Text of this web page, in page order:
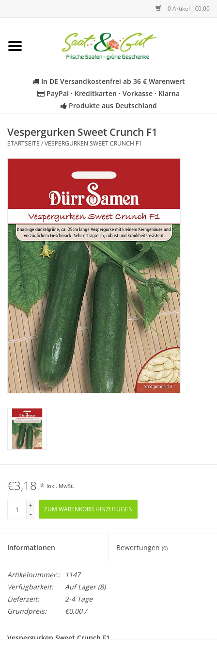
0 Artikel - €0,00
Startseite
Kräuter
Geschenkideen
Katalog
In DE Versandkostenfrei ab 36 € Warenwert
PayPal · Kreditkarten · Vorkasse · Klarna
Produkte aus Deutschland
Vespergurken Sweet Crunch F1
STARTSEITE /VESPERGURKEN SWEET CRUNCH F1
€3,18 * Inkl. MwSt.
+
-
ZUM WARENKORB HINZUFÜGEN
Informationen Bewertungen (0)
Artikelnummer::
1147
Verfügbarkeit:
Auf Lager(8)
Lieferzeit:
2-4 Tage
Grundpreis:
€0,00 /
Vespergurken Sweet Crunch F1